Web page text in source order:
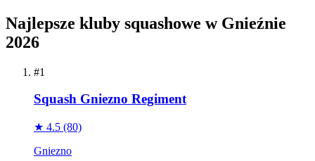
Najlepsze kluby squashowe w Gnieźnie
2026
#1
Squash Gniezno Regiment
★ 4.5 (80)
Gniezno